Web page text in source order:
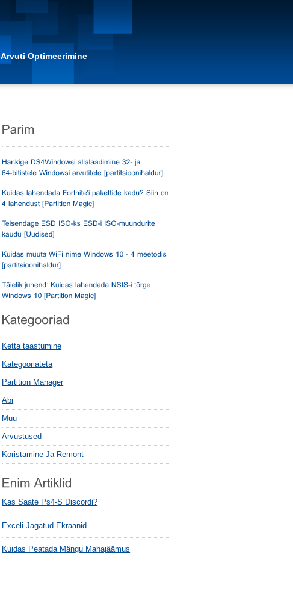
Arvuti Optimeerimine
Ketta taastumine
Kategooriateta
Partition Manager
Abi
Muu
Arvustused
Koristamine Ja Remont
Kas Saate Ps4-S Discordi?
Exceli Jagatud Ekraanid
Kuidas Peatada Mängu Mahajäämus